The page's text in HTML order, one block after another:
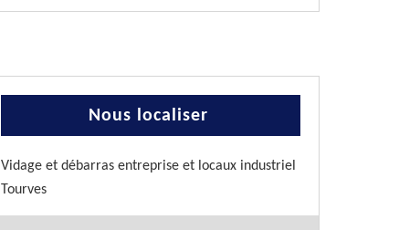
Nous localiser
Vidage et débarras entreprise et locaux industriel
Tourves